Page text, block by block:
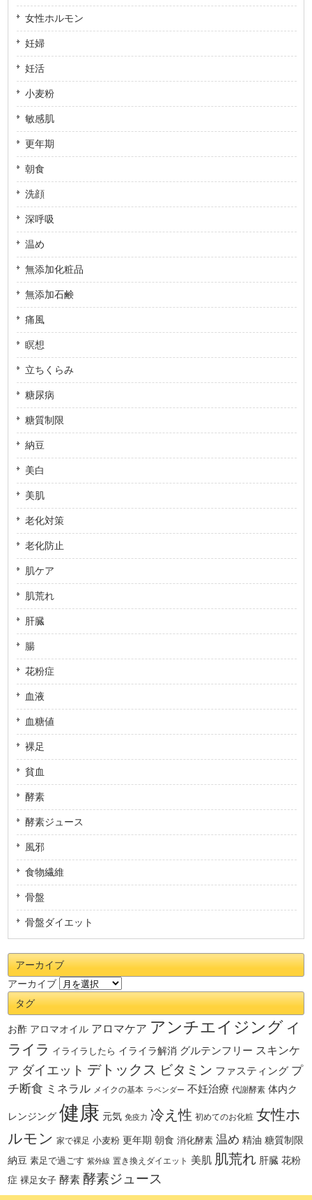
女性ホルモン
妊婦
妊活
小麦粉
敏感肌
更年期
朝食
洗顔
深呼吸
温め
無添加化粧品
無添加石鹸
痛風
瞑想
立ちくらみ
糖尿病
糖質制限
納豆
美白
美肌
老化対策
老化防止
肌ケア
肌荒れ
肝臓
腸
花粉症
血液
血糖値
裸足
貧血
酵素
酵素ジュース
風邪
食物繊維
骨盤
骨盤ダイエット
アーカイブ
アーカイブ
タグ
お酢 アロマオイル アロマケア アンチエイジング イ
ライラ イライラしたら イライラ解消 グルテンフリー スキンケ
ア ダイエット デトックス ビタミン ファスティング プ
チ断食 ミネラル メイクの基本 ラベンダー 不妊治療 代謝酵素 体内ク
レンジング 健康 元気 免疫力 冷え性 初めてのお化粧 女性ホ
ルモン 家で裸足 小麦粉 更年期 朝食 消化酵素 温め 精油 糖質制限
納豆 素足で過ごす 紫外線 置き換えダイエット 美肌 肌荒れ 肝臓 花粉
症 裸足女子 酵素 酵素ジュース